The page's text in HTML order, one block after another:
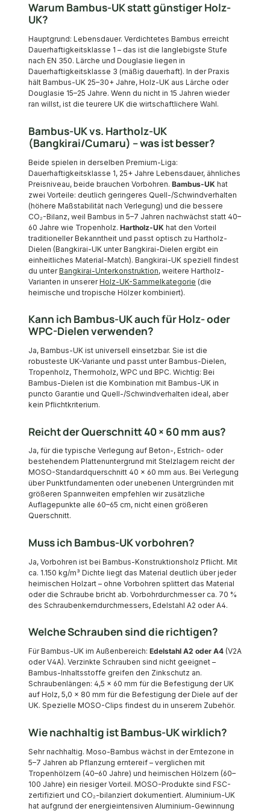
Warum Bambus-UK statt günstiger Holz-
UK?
Hauptgrund: Lebensdauer. Verdichtetes Bambus erreicht
Dauerhaftigkeitsklasse 1 – das ist die langlebigste Stufe
nach EN 350. Lärche und Douglasie liegen in
Dauerhaftigkeitsklasse 3 (mäßig dauerhaft). In der Praxis
hält Bambus-UK 25–30+ Jahre, Holz-UK aus Lärche oder
Douglasie 15–25 Jahre. Wenn du nicht in 15 Jahren wieder
ran willst, ist die teurere UK die wirtschaftlichere Wahl.
Bambus-UK vs. Hartholz-UK
(Bangkirai/Cumaru) – was ist besser?
Beide spielen in derselben Premium-Liga:
Dauerhaftigkeitsklasse 1, 25+ Jahre Lebensdauer, ähnliches
Preisniveau, beide brauchen Vorbohren. Bambus-UK hat
zwei Vorteile: deutlich geringeres Quell-/Schwindverhalten
(höhere Maßstabilität nach Verlegung) und die bessere
CO₂-Bilanz, weil Bambus in 5–7 Jahren nachwächst statt 40–
60 Jahre wie Tropenholz. Hartholz-UK hat den Vorteil
traditioneller Bekanntheit und passt optisch zu Hartholz-
Dielen (Bangkirai-UK unter Bangkirai-Dielen ergibt ein
einheitliches Material-Match). Bangkirai-UK speziell findest
du unterBangkirai-Unterkonstruktion, weitere Hartholz-
Varianten in unsererHolz-UK-Sammelkategorie (die
heimische und tropische Hölzer kombiniert).
Kann ich Bambus-UK auch für Holz- oder
WPC-Dielen verwenden?
Ja, Bambus-UK ist universell einsetzbar. Sie ist die
robusteste UK-Variante und passt unter Bambus-Dielen,
Tropenholz, Thermoholz, WPC und BPC. Wichtig: Bei
Bambus-Dielen ist die Kombination mit Bambus-UK in
puncto Garantie und Quell-/Schwindverhalten ideal, aber
kein Pflichtkriterium.
Reicht der Querschnitt 40 × 60 mm aus?
Ja, für die typische Verlegung auf Beton-, Estrich- oder
bestehendem Plattenuntergrund mit Stelzlagern reicht der
MOSO-Standardquerschnitt 40 × 60 mm aus. Bei Verlegung
über Punktfundamenten oder unebenen Untergründen mit
größeren Spannweiten empfehlen wir zusätzliche
Auflagepunkte alle 60–65 cm, nicht einen größeren
Querschnitt.
Muss ich Bambus-UK vorbohren?
Ja, Vorbohren ist bei Bambus-Konstruktionsholz Pflicht. Mit
ca. 1.150 kg/m³ Dichte liegt das Material deutlich über jeder
heimischen Holzart – ohne Vorbohren splittert das Material
oder die Schraube bricht ab. Vorbohrdurchmesser ca. 70 %
des Schraubenkerndurchmessers, Edelstahl A2 oder A4.
Welche Schrauben sind die richtigen?
Für Bambus-UK im Außenbereich: Edelstahl A2 oder A4 (V2A
oder V4A). Verzinkte Schrauben sind nicht geeignet –
Bambus-Inhaltsstoffe greifen den Zinkschutz an.
Schraubenlängen: 4,5 × 60 mm für die Befestigung der UK
auf Holz, 5,0 × 80 mm für die Befestigung der Diele auf der
UK. Spezielle MOSO-Clips findest du in unserem Zubehör.
Wie nachhaltig ist Bambus-UK wirklich?
Sehr nachhaltig. Moso-Bambus wächst in der Erntezone in
5–7 Jahren ab Pflanzung erntereif – verglichen mit
Tropenhölzern (40–60 Jahre) und heimischen Hölzern (60–
100 Jahre) ein riesiger Vorteil. MOSO-Produkte sind FSC-
zertifiziert und CO₂-bilanziert dokumentiert. Aluminium-UK
hat aufgrund der energieintensiven Aluminium-Gewinnung